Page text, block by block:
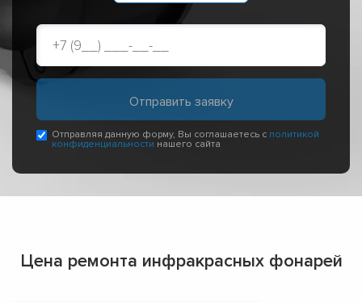
Отправляя данную форму, Вы соглашаетесь с политикой
конфиденциальности нашего сайта
Цена ремонта инфракрасных фонарей